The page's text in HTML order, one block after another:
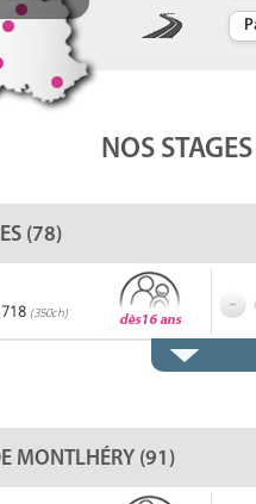
NOS
(78)
(350ch)
MONTLHÉRY (91)